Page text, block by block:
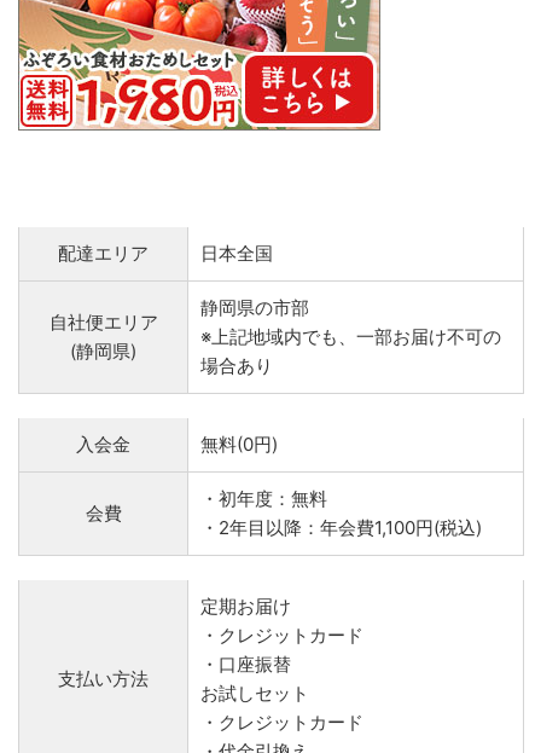
配達エリア 日本全国
自社便エリア
(静岡県)
静岡県の市部
※上記地域内でも、一部お届け不可の
場合あり
入会金 無料(0円)
会費
・初年度：無料
・2年目以降：年会費1,100円(税込)
支払い方法
定期お届け
・クレジットカード
・口座振替
お試しセット
・クレジットカード